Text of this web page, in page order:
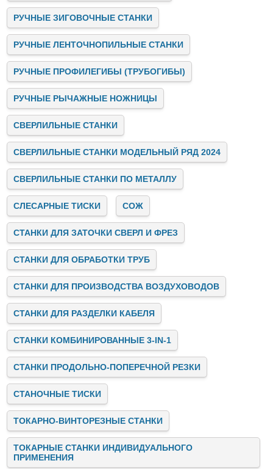
РУЧНЫЕ ЗИГОВОЧНЫЕ СТАНКИ
РУЧНЫЕ ЛЕНТОЧНОПИЛЬНЫЕ СТАНКИ
РУЧНЫЕ ПРОФИЛЕГИБЫ (ТРУБОГИБЫ)
РУЧНЫЕ РЫЧАЖНЫЕ НОЖНИЦЫ
СВЕРЛИЛЬНЫЕ СТАНКИ
СВЕРЛИЛЬНЫЕ СТАНКИ МОДЕЛЬНЫЙ РЯД 2024
СВЕРЛИЛЬНЫЕ СТАНКИ ПО МЕТАЛЛУ
СЛЕСАРНЫЕ ТИСКИ СОЖ
СТАНКИ ДЛЯ ЗАТОЧКИ СВЕРЛ И ФРЕЗ
СТАНКИ ДЛЯ ОБРАБОТКИ ТРУБ
СТАНКИ ДЛЯ ПРОИЗВОДСТВА ВОЗДУХОВОДОВ
СТАНКИ ДЛЯ РАЗДЕЛКИ КАБЕЛЯ
СТАНКИ КОМБИНИРОВАННЫЕ 3-IN-1
СТАНКИ ПРОДОЛЬНО-ПОПЕРЕЧНОЙ РЕЗКИ
СТАНОЧНЫЕ ТИСКИ
ТОКАРНО-ВИНТОРЕЗНЫЕ СТАНКИ
ТОКАРНЫЕ СТАНКИ ИНДИВИДУАЛЬНОГО
ПРИМЕНЕНИЯ